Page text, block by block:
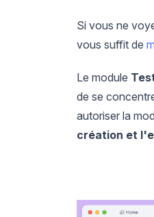
Si vous ne
vous suffit de
Le module
de se
autoriser la
création et